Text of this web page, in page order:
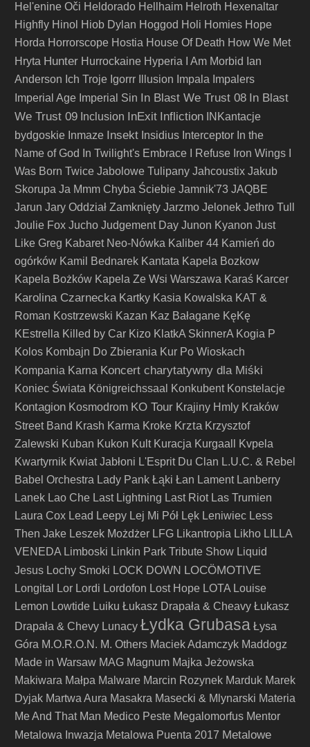
Hel'enine Oči Heldorado Hellhaim Helroth Hexenaltar
Highfly Hinol Hiob Dylan Hoggod Holi Homies Hope
Horda Horrorscope Hostia House Of Death How We Met
Hryta Hunter Hurrockaine Hyperia I Am Morbid Ian
Anderson Ich Troje Igorrr Illusion Impala Impalers
Imperial Age Imperial Sin In Blast We Trust 08 In Blast
We Trust 09 Inclusion InExit Infliction INKantacje
bydgoskie Inmaze Insekt Insidius Interceptor In the
Name of God
In Twilight's Embrace I Refuse Iron Wings
Was Born Twice Jabolowe Tulipany Jahcoustix Jakub
Skorupa Ja Mmm Chyba Ściebie Jamnik'73 JAQBE
Jarun Jary Oddział Zamknięty Jarzmo Jelonek Jethro Tull
Joulie Fox Jucho Judgement Day Junon Kyanon Just
Like Greg Kabaret Neo-Nówka Kaliber 44 Kamień do
ogórków Kamil Bednarek Kantata Kapela Bozkow
Kapela Bożków Kapela Ze Wsi Warszawa Karaś Karcer
Karolina Czarnecka Kartky Kasia Kowalska KAT &
Roman Kostrzewski Kazan Kaz Bałagane KęKę
KEstrella Killed by Car Kizo KlatkA SkinnerA Kogia P
Kolos Kombajn Do Zbierania Kur Po Wioskach
Kompania Karna Koncert charytatywny dla Miśki
Koniec Świata Königreichssaal Konkubent Konstelacje
Kontagion Kosmodrom KO Tour Krajiny Hmly Kraków
Street Band Krash Karma Kroke Krzta Krzysztof
Zalewski Kuban Kukon Kult Kuracja Kurgaall
Kvpela
Kwartyrnik Kwiat Jabłoni L'Esprit Du Clan L.U.C. & Rebel
Babel Orchestra Lady Pank Łąki Łan Lament Lanberry
Lanek Lao Che Last Lightning Last Riot Las Trumien
Laura Cox Lead Leepy Lej Mi Pół Lęk Leniwiec Less
Then Jake Leszek Możdżer LFG Likantropia Likho LILLA
VENEDA Limboski Linkin Park Tribute Show Liquid
Jesus Lochy Smoki LOCK DOWN LOCÖMOTIVE
Longital Lor Lordi Lordofon Lost Hope LOTA Louise
Lemon Lowtide Luiku Łukasz Drapała & Cheavy Łukasz
Drapała & Chevy Lunacy Łydka Grubasa Łysa
Góra M.O.R.O.N. M. Others Maciek Adamczyk Maddogz
Made in Warsaw MAG Magnum Majka Jeżowska
Makiwara Małpa Malware Marcin Rozynek Marduk Marek
Dyjak Martwa Aura Masakra Masecki & Mlynarski Materia
Me And That Man Medico Peste Megalomorfus Mentor
Metalowa Inwazja Metalowa Puenta 2017 Metalowe